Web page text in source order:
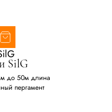
SilG
до 50м длина
пергамент